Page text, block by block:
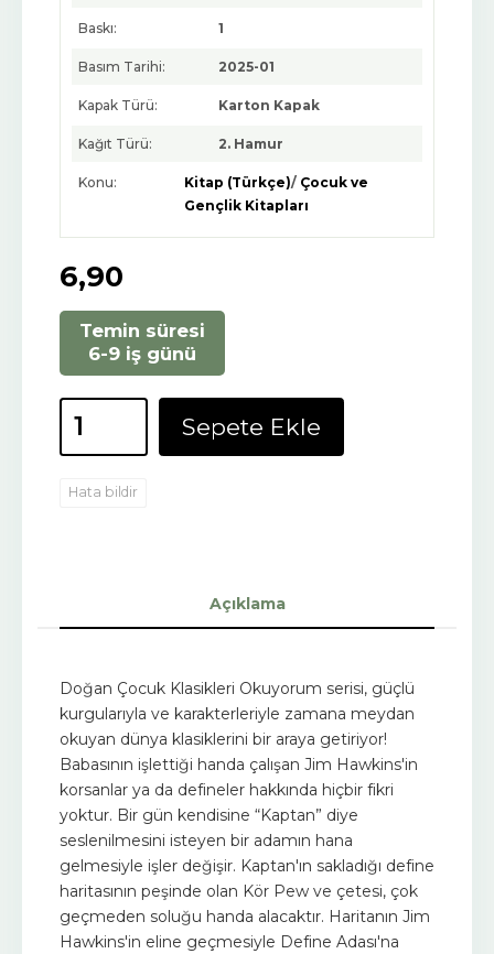
Baskı: 1
Basım Tarihi: 2025-01
Kapak Türü: Karton Kapak
Kağıt Türü: 2. Hamur
Konu: Kitap (Türkçe)/ Çocuk ve
Gençlik Kitapları
6,90
Temin süresi
6-9 iş günü
Sepete Ekle
Hata bildir
Açıklama
Doğan Çocuk Klasikleri Okuyorum serisi, güçlü
kurgularıyla ve karakterleriyle zamana meydan
okuyan dünya klasiklerini bir araya getiriyor!
Babasının işlettiği handa çalışan Jim Hawkins'in
korsanlar ya da defineler hakkında hiçbir fikri
yoktur. Bir gün kendisine “Kaptan” diye
seslenilmesini isteyen bir adamın hana
gelmesiyle işler değişir. Kaptan'ın sakladığı define
haritasının peşinde olan Kör Pew ve çetesi, çok
geçmeden soluğu handa alacaktır. Haritanın Jim
Hawkins'in eline geçmesiyle Define Adası'na